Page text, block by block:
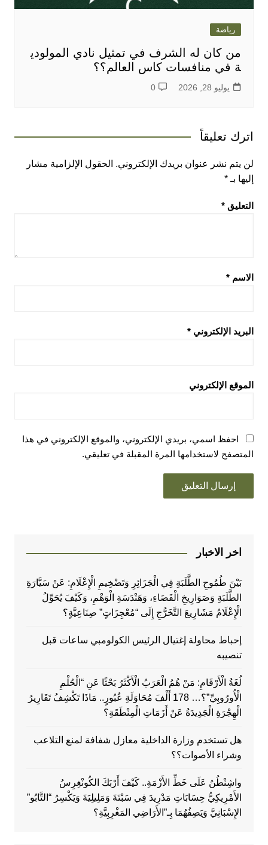
رياضة
من كان له الشرف في تمثيل نادي المولودي
ة في منافسات كاس العالم؟؟
يوليو 28, 2026 0
اترك تعليقاً
لن يتم نشر عنوان بريدك الإلكتروني. الحقول الإلزامية مشار
إليها بـ*
التعليق *
الاسم *
البريد الإلكتروني *
الموقع الإلكتروني
احفظ اسمي، بريدي الإلكتروني، والموقع الإلكتروني في هذا
المتصفح لاستخدامها المرة المقبلة في تعليقي.
اخر الاخبار
بَيْنَ طُمُوحِ الطَّلَبَةِ فِي الْجَزَائِرِ وَتَضْخِيمِ الْإِعْلَامِ: عَنْ سَيَّارَةِ
الطَّلَبَةِ وَصَوَارِيخِ الْفَضَاءِ، وَهَنْدَسَةِ الْوَهْمِ، وَكَيْفَ يُحَوِّلُ
الْإِعْلَامُ مَشَارِيعَ التَّخَرُّجِ إِلَى “مُعْجِزَاتٍ” صِنَاعِيَّةٍ؟
إحباط محاولة إغتيال الرئيس الكولومبي ساعات قبل
تنصيبه
لُغَةُ الْأَرْقَامِ: مَنْ هُمُ الْعَرَبُ الْأَكْثَرُ بَحْثًا عَنِ “الْحُلْمِ
الْأُورُوبِيِّ”؟… 178 أَلْفَ مُحَاوَلَةِ عُبُورٍ.. مَاذَا تَكْشِفُ تَقَارِيرُ
الْهِجْرَةِ الْجَدِيدَةُ عَنْ أَزَمَاتِ الْمِنْطَقَةِ؟
هل تستخدم وزارة الداخلية معازل شفافة لمنع التلاعب
وشراء الأصوات؟؟
واشِنْطُنُ عَلَى خَطِّ الأَزْمَةِ.. كَيْفَ أَرْبَكَ الكُونْغِرِسُ
الأَمْرِيكِيُّ حِسَابَاتِ مَدْرِيدَ فِي سَبْتَةَ وَمَلِيلِيَةَ وَيَكْسِرُ “التَّابُو”
الإِسْبَانِيَّ وَيَصِفُهُمَا بِـ”الأَرَاضِي المَغْرِبِيَّةِ؟